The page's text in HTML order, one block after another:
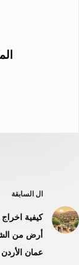
ال السابقة
كيفية
أرض من
عمان الأردن